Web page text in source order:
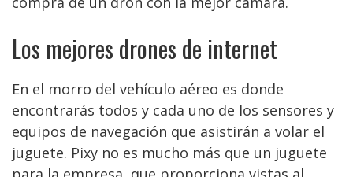
Los mejores drones de internet
En el morro del vehículo aéreo es donde
encontrarás todos y cada uno de los sensores y
equipos de navegación que asistirán a volar el
juguete. Pixy no es mucho más que un juguete